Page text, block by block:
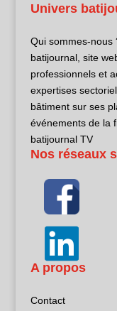
Univers
Qui sommes-nous
batijournal, site
professionnels et
expertises
bâtiment sur ses
événements de la
batijournal TV
Nos réseaux
A propos
Contact